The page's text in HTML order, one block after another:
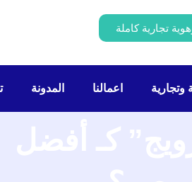
تجارية كاملة
وتجارية اعمالنا المدونة